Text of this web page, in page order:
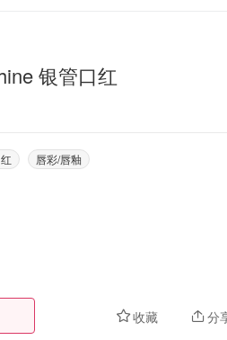
银管口红
唇彩/唇釉
收藏 分